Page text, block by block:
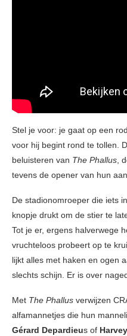
Stel je voor: je gaat op een
voor hij begint rond te tollen.
beluisteren van The Phallus,
tevens de opener van hun
De stadionomroeper die iets
knopje drukt om de stier te
Tot je er, ergens halverwege
vruchteloos probeert op te
lijkt alles met haken en ogen
slechts schijn. Er is over
Met The Phallus verwijzen
alfamannetjes die hun
Gérard Depardieus of